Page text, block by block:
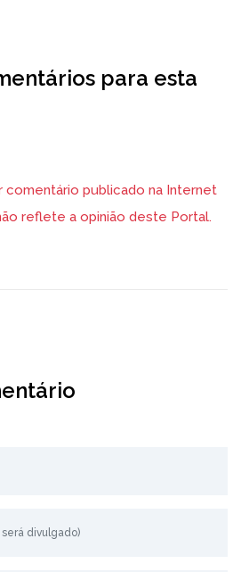
para esta
comentário publicado na Internet
reflete a opinião deste Portal.